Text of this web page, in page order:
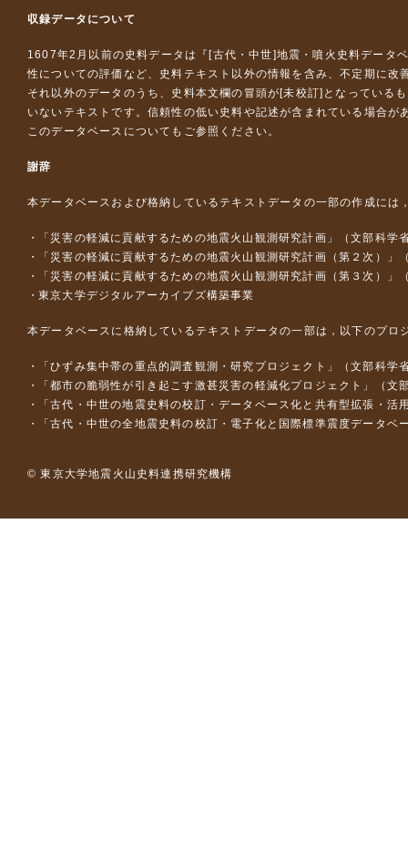
収録データについて
1607年2月以前の史料データは『 [古代・中世]地震・噴火史料データ
性についての評価など、史料テキスト以外の情報を含み、不定期に改
それ以外のデータのうち、史料本文欄の冒頭が[未校訂]となっている
いないテキストです。信頼性の低い史料や記述が含まれている場合が
このデータベースについて もご参照ください。
謝辞
本データベースおよび格納しているテキストデータの一部の作成には
「災害の軽減に貢献するための地震火山観測研究計画」（文部科学
「災害の軽減に貢献するための地震火山観測研究計画（第２次）」
「災害の軽減に貢献するための地震火山観測研究計画（第３次）」
東京大学デジタルアーカイブズ構築事業
本データベースに格納しているテキストデータの一部は，以下のプロ
「ひずみ集中帯の重点的調査観測・研究プロジェクト」（文部科
「都市の脆弱性が引き起こす激甚災害の軽減化プロジェクト」（
「古代・中世の地震史料の校訂・データベース化と共有型拡張・
「古代・中世の全地震史料の校訂・電子化と国際標準震度データ
© 東京大学地震火山史料連携研究機構